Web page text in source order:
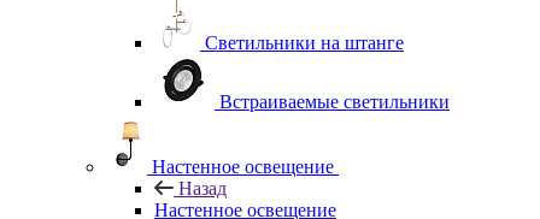
Светильники на штанге
Встраиваемые светильники
Настенное освещение
Назад
Настенное освещение